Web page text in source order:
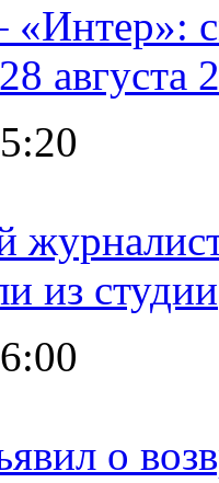
«Интер»:
августа
из студии
о